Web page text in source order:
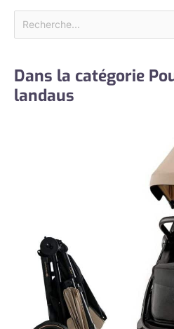
Dans la catégorie
landaus